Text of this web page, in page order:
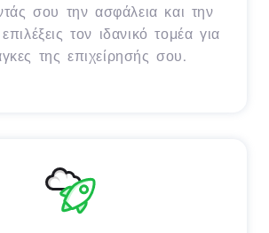
σου την ασφάλεια και την
τον ιδανικό τομέα για
της επιχείρησής σου.